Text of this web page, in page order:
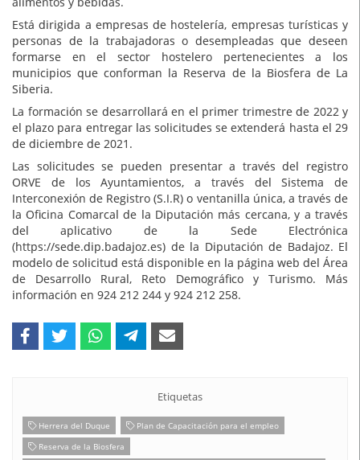
Está dirigida a empresas de hostelería, empresas turísticas y
personas de la trabajadoras o desempleadas que deseen
formarse en el sector hostelero pertenecientes a los
municipios que conforman la Reserva de la Biosfera de La
Siberia.
La formación se desarrollará en el primer trimestre de 2022 y
el plazo para entregar las solicitudes se extenderá hasta el 29
de diciembre de 2021.
Las solicitudes se pueden presentar a través del registro
ORVE de los Ayuntamientos, a través del Sistema de
Interconexión de Registro (S.I.R) o ventanilla única, a través de
la Oficina Comarcal de la Diputación más cercana, y a través
del aplicativo de la Sede Electrónica
(https://sede.dip.badajoz.es) de la Diputación de Badajoz. El
modelo de solicitud está disponible en la página web del Área
de Desarrollo Rural, Reto Demográfico y Turismo. Más
información en 924 212 244 y 924 212 258.
Etiquetas
Herrera del Duque
Plan de Capacitación para el empleo
Reserva de la Biosfera